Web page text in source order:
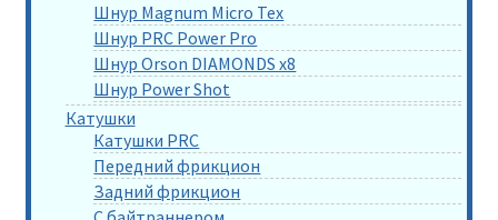
Шнур Magnum Micro Tex
Шнур PRC Power Pro
Шнур Orson DIAMONDS x8
Шнур Power Shot
Катушки
Катушки PRC
Передний фрикцион
Задний фрикцион